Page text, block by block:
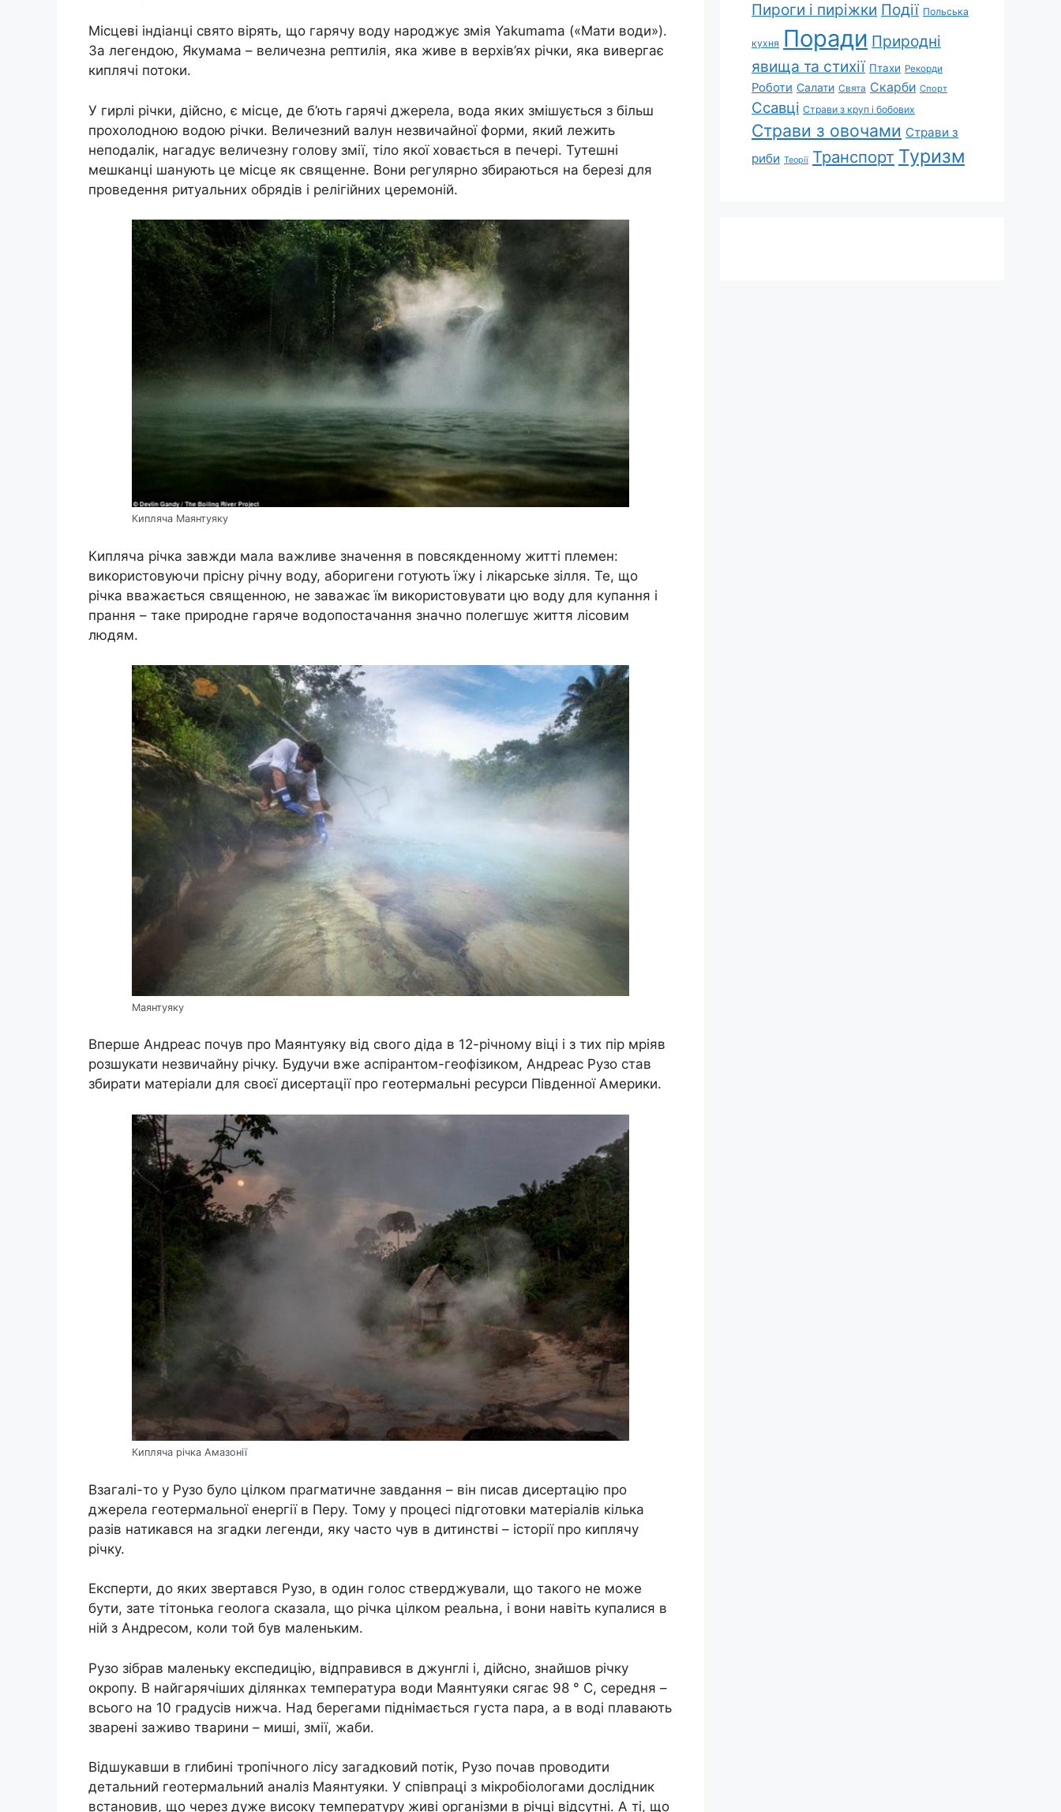
Місцеві індіанці свято вірять, що гарячу воду народжує змія Yakumama («Мати води»).
За легендою, Якумама – величезна рептилія, яка живе в верхів’ях річки, яка вивергає
киплячі потоки.
У гирлі річки, дійсно, є місце, де б’ють гарячі джерела, вода яких змішується з більш
прохолодною водою річки. Величезний валун незвичайної форми, який лежить
неподалік, нагадує величезну голову змії, тіло якої ховається в печері. Тутешні
мешканці шанують це місце як священне. Вони регулярно збираються на березі для
проведення ритуальних обрядів і релігійних церемоній.
Кипляча Маянтуяку
Кипляча річка завжди мала важливе значення в повсякденному житті племен:
використовуючи прісну річну воду, аборигени готують їжу і лікарське зілля. Те, що
річка вважається священною, не заважає їм використовувати цю воду для купання і
прання – таке природне гаряче водопостачання значно полегшує життя лісовим
людям.
Маянтуяку
Вперше Андреас почув про Маянтуяку від свого діда в 12-річному віці і з тих пір мріяв
розшукати незвичайну річку. Будучи вже аспірантом-геофізиком, Андреас Рузо став
збирати матеріали для своєї дисертації про геотермальні ресурси Південної Америки.
Кипляча річка Амазонії
Взагалі-то у Рузо було цілком прагматичне завдання – він писав дисертацію про
джерела геотермальної енергії в Перу. Тому у процесі підготовки матеріалів кілька
разів натикався на згадки легенди, яку часто чув в дитинстві – історії про киплячу
річку.
Експерти, до яких звертався Рузо, в один голос стверджували, що такого не може
бути, зате тітонька геолога сказала, що річка цілком реальна, і вони навіть купалися в
ній з Андресом, коли той був маленьким.
Рузо зібрав маленьку експедицію, відправився в джунглі і, дійсно, знайшов річку
окропу. В найгарячіших ділянках температура води Маянтуяки сягає 98 ° C, середня –
всього на 10 градусів нижча. Над берегами піднімається густа пара, а в воді плавають
зварені заживо тварини – миші, змії, жаби.
Відшукавши в глибині тропічного лісу загадковий потік, Рузо почав проводити
детальний геотермальний аналіз Маянтуяки. У співпраці з мікробіологами дослідник
встановив, що через дуже високу температуру живі організми в річці відсутні. А ті, що
Пироги і пиріжки Події Польська
кухня Поради Природні
явища та стихії Птахи Рекорди
Роботи Салати Свята Скарби Спорт
Ссавці Страви з круп і бобових
Страви з овочами Страви з
риби Теорії Транспорт Туризм